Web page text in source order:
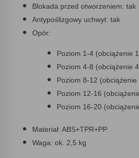
Blokada przed otworzeniem: tak
Antypoślizgowy uchwyt: tak
Opór:
Poziom 1-4 (obciążenie
Poziom 4-8 (obciążenie
Poziom 8-12
Poziom 12-16
Poziom 16-20
Materiał: ABS+TPR+PP
Waga: ok. 2,5 kg